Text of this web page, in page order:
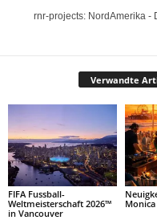
rnr-projects: NordAmerika -
Verwandte
FIFA Fussball-
Weltmeisterschaft 2026™
in Vancouver
Monica